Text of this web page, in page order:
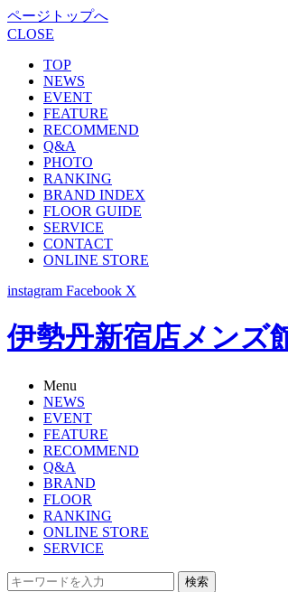
ページトップへ
CLOSE
TOP
NEWS
EVENT
FEATURE
RECOMMEND
Q&A
PHOTO
RANKING
BRAND INDEX
FLOOR GUIDE
SERVICE
CONTACT
ONLINE STORE
instagram Facebook X
伊勢丹新宿店メンズ
Menu
NEWS
EVENT
FEATURE
RECOMMEND
Q&A
BRAND
FLOOR
RANKING
ONLINE STORE
SERVICE
検索